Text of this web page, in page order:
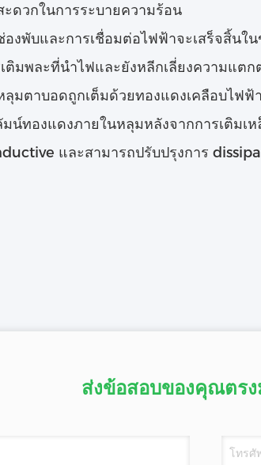
ะดวกในการระบายความร้อน
องพับและการเชื่อมต่อไฟฟ้าจะเสร็จสิ้นใ
ติมพละที่นําไฟและยังหลีกเลี่ยงความแตก
ลุมตาบอดถูกเต็มด้วยทองแดงเคลือบไฟฟ้
น์ทองแดงภายในหลุมหลังจากการเติมเ
และสามารถปรับปรุงการ
ส่งข้อสอบของคุณตรง